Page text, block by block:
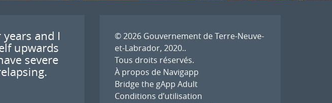
and I
upwards
severe
© 2026 Gouvernement de Terre-Neuve-
et-Labrador, 2020..
Tous droits réservés.
À propos de Navigapp
Bridge the gApp Adult
Conditions d’utilisation